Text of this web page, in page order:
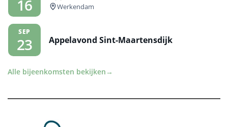
16 Werkendam
SEP
23 Appelavond Sint-Maartensdijk
Alle bijeenkomsten bekijken →